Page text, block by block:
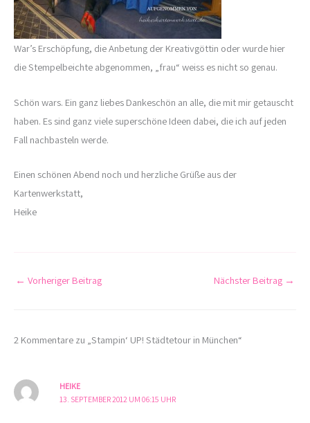
War’s Erschöpfung, die Anbetung der Kreativgöttin oder wurde hier
die Stempelbeichte abgenommen, „frau“ weiss es nicht so genau.
Schön wars. Ein ganz liebes Dankeschön an alle, die mit mir getauscht
haben. Es sind ganz viele superschöne Ideen dabei, die ich auf jeden
Fall nachbasteln werde.
Einen schönen Abend noch und herzliche Grüße aus der
Kartenwerkstatt,
Heike
← Vorheriger Beitrag Nächster Beitrag →
2 Kommentare zu „Stampin‘ UP! Städtetour in München“
HEIKE
13. SEPTEMBER 2012 UM 06:15 UHR